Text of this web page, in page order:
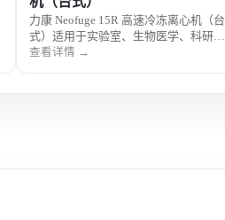
力康 Neofuge 15R 高速冷冻离心机（台
式）适用于实验室、生物医学、科研及
制药样品分离，支持高速离心与冷冻控
查看详情 →